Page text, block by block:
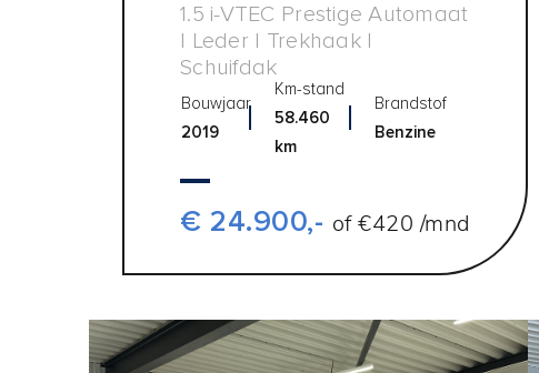
1.5 i-VTEC Prestige Automaat
| Leder | Trekhaak |
Schuifdak
Bouwjaar
2019
Km-stand
58.460
km
Brandstof
Benzine
€ 24.900,- of €420 /mnd